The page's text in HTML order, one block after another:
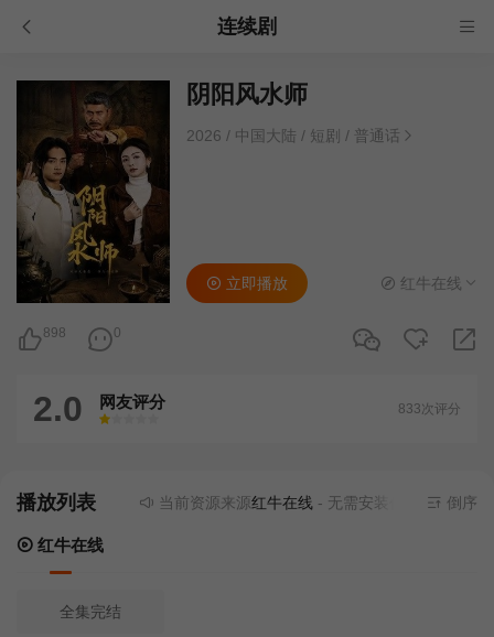
连续剧
阴阳风水师
2026 / 中国大陆 / 短剧 / 普通话
898 0
立即播放 红牛在线
2.0 网友评分
很差
较差还行推荐
力荐
833次评分
播放列表 当前资源来源红牛在线- 无需安装任何插件 倒序
红牛在线
全集完结